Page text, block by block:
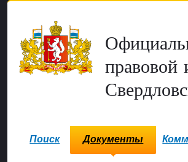
Поиск Документы